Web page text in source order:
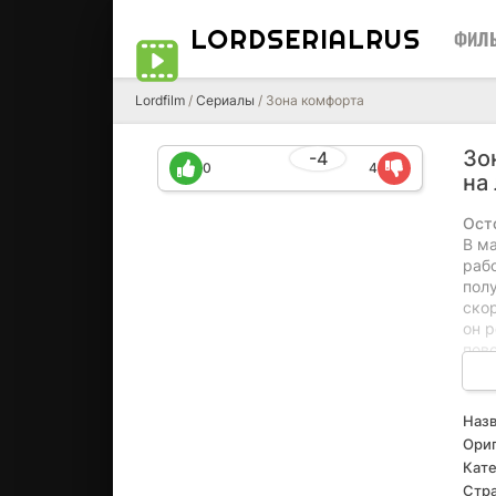
LORDSERIALRUS
Lordfilm / Сериалы / Зона комфорта
на
-4
0 4
В
он
под